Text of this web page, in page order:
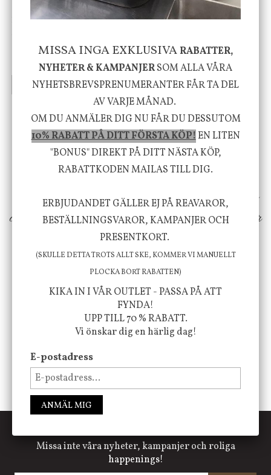
House Doctor
635 kr795 kr
INFO KÖP
Nicolas Vahé
Stengods
415 kr
INFO KÖP
Vi vill förmedla känsla, upplevelse och
välbefinnande för dig och ditt hem! Med
inspiration från naturen och dess färgpalett
erbjuder vi omsorgsfullt utvalda produkter som
ökar trivsel i ditt hem och ger det lilla extra för
att öka ditt välmående!
FÖLJ OSS PÅ INSTAGRAM @JBHOME
PRENUMERERA PÅ NYHETSBREVET
Missa inte våra nyheter, kampanjer och roliga
happenings!
MISSA INGA EXKLUSIVARABATTER,
NYHETER & KAMPANJERSOM ALLA VÅRA
NYHETSBREVSPRENUMERANTER FÅR TA DEL
AV VARJE MÅNAD.
OM DU ANMÄLER DIG NU FÅR DU DESSUTOM
10% RABATT PÅ DITT FÖRSTA KÖP!EN LITEN
"BONUS" DIREKT PÅ DITT NÄSTA KÖP,
RABATTKODEN MAILAS TILL DIG.
ERBJUDANDET GÄLLER EJ PÅ REAVAROR,
BESTÄLLNINGSVAROR, KAMPANJER OCH
PRESENTKORT.
(SKULLE DETTA TROTS ALLT SKE, KOMMER VI MANUELLT
PLOCKA BORT RABATTEN)
KIKA IN I VÅR OUTLET - PASSA PÅ ATT
FYNDA!
UPP TILL 70 % RABATT.
Vi önskar dig en härlig dag!
E-postadress
ANMÄL MIG